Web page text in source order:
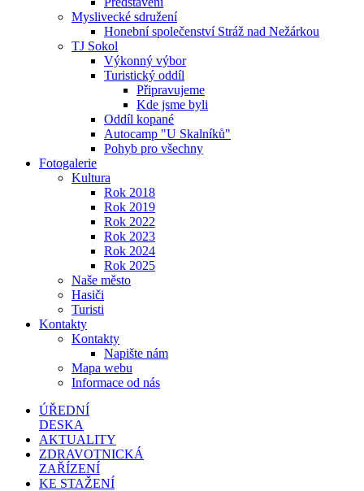
Myslivecké sdružení
Honební společenství Stráž nad Nežárkou
TJ Sokol
Výkonný výbor
Turistický oddíl
Připravujeme
Kde jsme byli
Oddíl kopané
Autocamp "U Skalníků"
Pohyb pro všechny
Fotogalerie
Kultura
Rok 2018
Rok 2019
Rok 2022
Rok 2023
Rok 2024
Rok 2025
Naše město
Hasiči
Turisti
Kontakty
Kontakty
Napište nám
Mapa webu
Informace od nás
ÚŘEDNÍ
DESKA
AKTUALITY
ZDRAVOTNICKÁ
ZAŘÍZENÍ
KE STAŽENÍ